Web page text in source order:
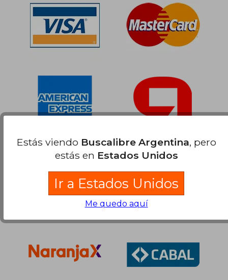
Estás viendo Buscalibre Argentina, pero
estás en Estados Unidos
Ir a Estados Unidos
Me quedo aquí